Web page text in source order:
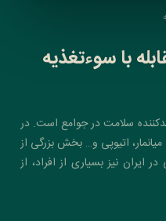
با سوءتغذیه
سلامت در جوامع است. در
میانمار، اتیوپی و… بخش بزرگی از
ایران نیز بسیاری از افراد، از